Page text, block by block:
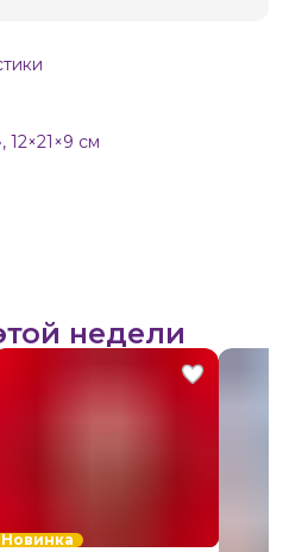
см
недели
Новинка